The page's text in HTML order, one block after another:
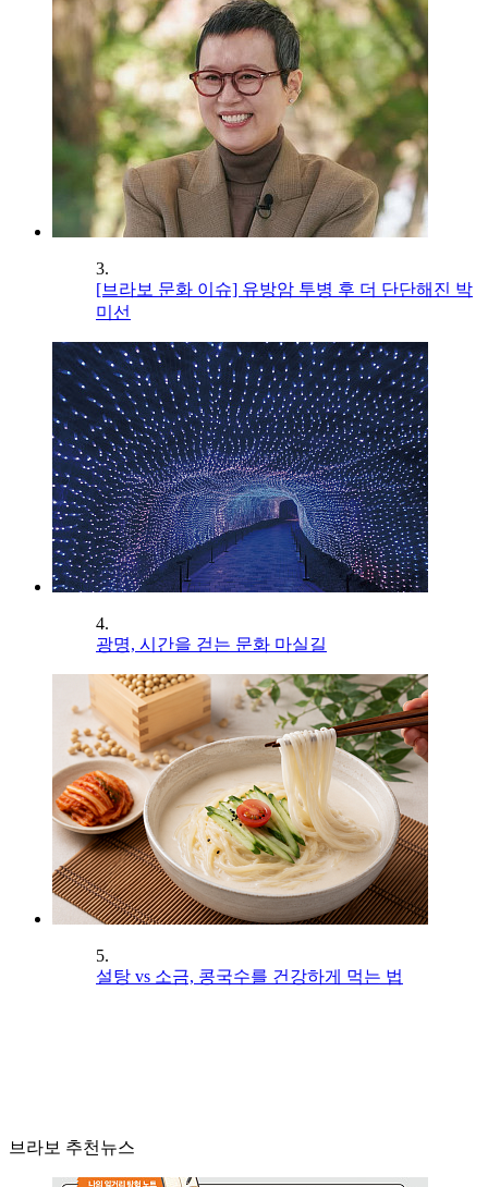
3.
[브라보 문화 이슈] 유방암 투병 후 더 단단해진 박
미선
4.
광명, 시간을 걷는 문화 마실길
5.
설탕 vs 소금, 콩국수를 건강하게 먹는 법
브라보 추천뉴스